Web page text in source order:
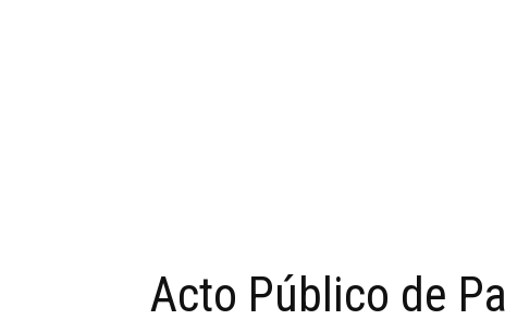
Acto Público de